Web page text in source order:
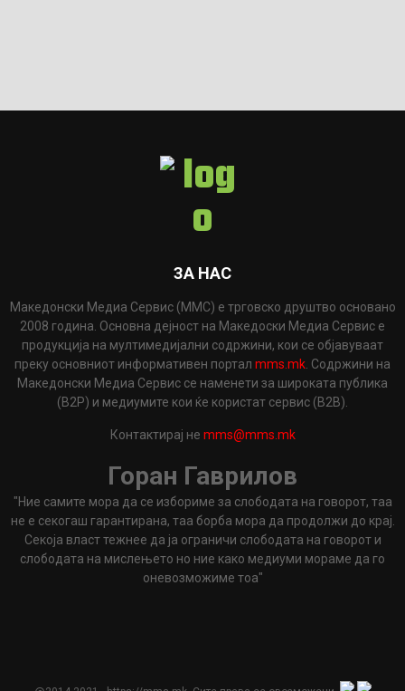
ЗА НАС
Македонски Медиа Сервис (ММС) е трговско друштво основано
2008 година. Основна дејност на Македоски Медиа Сервис е
продукција на мултимедијални содржини, кои се објавуваат
преку основниот информативен портал mms.mk . Содржини на
Македонски Медиа Сервис се наменети за широката публика
(B2P) и медиумите кои ќе користат сервис (B2B).
Контактирај не mms@mms.mk
Горан Гаврилов
"Ние самите мора да се избориме за слободата на говорот, таа
не е секогаш гарантирана, таа борба мора да продолжи до крај.
Секоја власт тежнее да ја ограничи слободата на говорот и
слободата на мислењето но ние како медиуми мораме да го
оневозможиме тоа"